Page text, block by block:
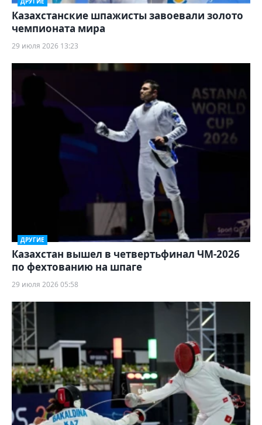
Казахстанские шпажисты завоевали золото
чемпионата мира
29 июля 2026 13:23
ДРУГИЕ
Казахстан вышел в четвертьфинал ЧМ-2026
по фехтованию на шпаге
29 июля 2026 05:58